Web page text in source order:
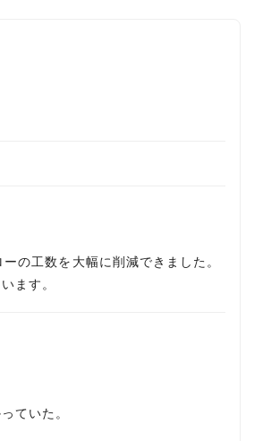
の工数を大幅に削減できました。
ます。
ていた。